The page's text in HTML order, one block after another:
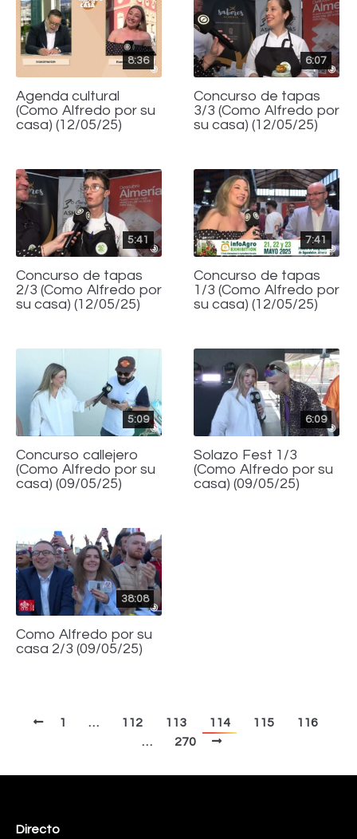
8:36
Agenda cultural
(Como Alfredo por su
casa) (12/05/25)
6:07
Concurso de tapas
3/3 (Como Alfredo por
su casa) (12/05/25)
5:41
Concurso de tapas
2/3 (Como Alfredo por
su casa) (12/05/25)
7:41
Concurso de tapas
1/3 (Como Alfredo por
su casa) (12/05/25)
5:09
Concurso callejero
(Como Alfredo por su
casa) (09/05/25)
6:09
Solazo Fest 1/3
(Como Alfredo por su
casa) (09/05/25)
38:08
Como Alfredo por su
casa 2/3 (09/05/25)
1 … 112 113 114 115
116
…
270
Directo